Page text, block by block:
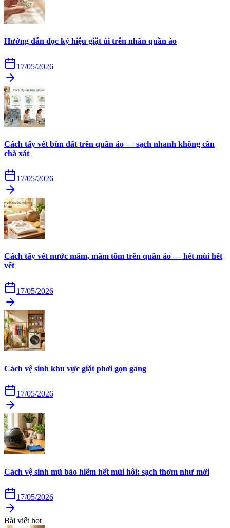
Hướng dẫn đọc ký hiệu giặt ủi trên nhãn quần áo
17/05/2026
Cách tẩy vết bùn đất trên quần áo — sạch nhanh không cần
chà xát
17/05/2026
Cách tẩy vết nước mắm, mắm tôm trên quần áo — hết mùi hết
vết
17/05/2026
Cách vệ sinh khu vực giặt phơi gọn gàng
17/05/2026
Cách vệ sinh mũ bảo hiểm hết mùi hôi: sạch thơm như mới
17/05/2026
Bài viết hot